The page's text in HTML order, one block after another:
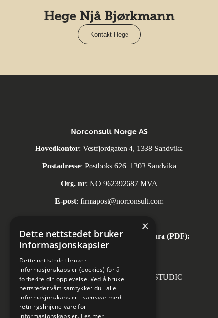
Hege Njå Bjørkmann
Kontakt Hege
Norconsult Norge AS
Hovedkontor: Vestfjordgaten 4, 1338 Sandvika
Postadresse: Postboks 626, 1303 Sandvika
Org. nr: NO 962392687 MVA
E-post: firmapost@norconsult.com
Tlf: +47 67 57 10 00
Automatisk mottak av inngående faktura (PDF):
invoice.no@norconsult.com
Forsidefoto: RASMUS HJORTSHOJ STUDIO
×
Dette nettstedet bruker
informasjonskapsler
Dette nettstedet bruker
informasjonskapsler (cookies) for å
forbedre din opplevelse. Ved å bruke
nettstedet vårt samtykker du i alle
informasjonskapsler i samsvar med
retningslinjene våre for
informasjonskapsler. Les mer